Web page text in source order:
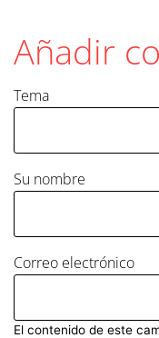
Añadir
Tema
Su nombre
Correo electrónico
El contenido de este